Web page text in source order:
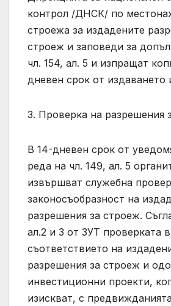
контрол /ДНСК/ по
строежа за издадените
строеж и заповеди за
чл. 154, ал. 5 и изпращат
дневен срок от издаването
3. Проверка на разрешения
В 14-дневен срок от
реда на чл. 149, ал. 5
извършват служебна
законосъобразност на
разрешения за строеж.
ал.2 и 3 от ЗУТ проверката
съответствието на
разрешения за строеж и
инвестиционни проекти,
изискват, с